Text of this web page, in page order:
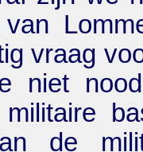
vraag
niet
de